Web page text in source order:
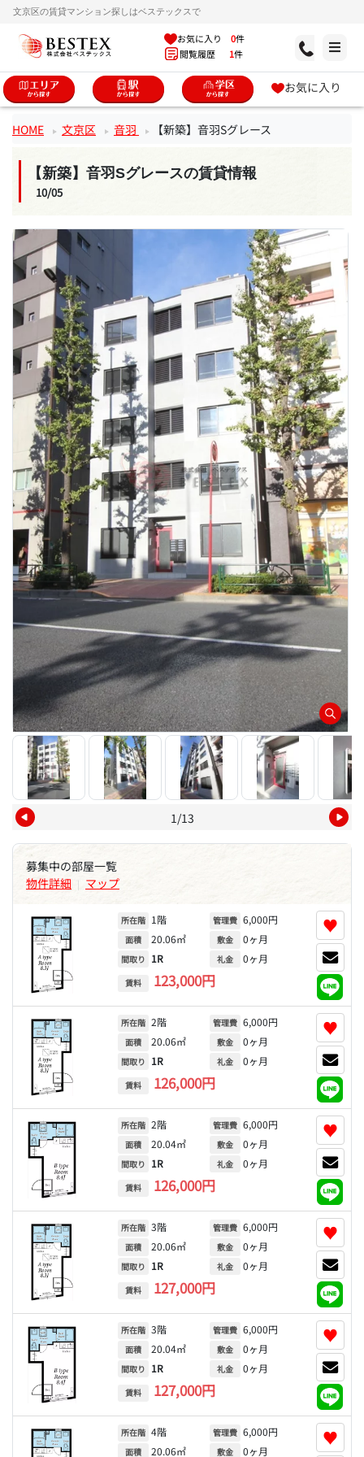
文京区の賃貸マンション探しはベステックスで
お気に入り 0件
閲覧履歴 1件
お気に入り
HOME 文京区 音羽 【新築】音羽Sグレース
【新築】音羽Sグレースの賃貸情報
10/05
1/13
募集中の部屋一覧
物件詳細 | マップ
所在階 1階
面積 20.06㎡
間取り 1R
賃料 123,000円
管理費 6,000円
敷金 0ヶ月
礼金 0ヶ月
♥
所在階 2階
面積 20.06㎡
間取り 1R
賃料 126,000円
管理費 6,000円
敷金 0ヶ月
礼金 0ヶ月
♥
所在階 2階
面積 20.04㎡
間取り 1R
賃料 126,000円
管理費 6,000円
敷金 0ヶ月
礼金 0ヶ月
♥
所在階 3階
面積 20.06㎡
間取り 1R
賃料 127,000円
管理費 6,000円
敷金 0ヶ月
礼金 0ヶ月
♥
所在階 3階
面積 20.04㎡
間取り 1R
賃料 127,000円
管理費 6,000円
敷金 0ヶ月
礼金 0ヶ月
♥
所在階 4階
面積 20.06㎡
管理費 6,000円
敷金 0ヶ月
♥